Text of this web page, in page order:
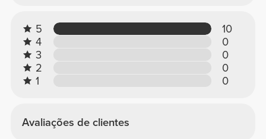
5
10
4
0
3
0
2
0
1
0
Avaliações de clientes